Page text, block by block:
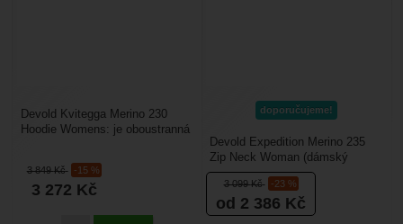
3 849Kč -15 %
3 272 Kč
Devold Kvitegga Merino 230
Hoodie Womens: je oboustranná
merino vlny o gramáži...
doporučujeme!
3 099Kč -23 %
od 2 386 Kč
Devold Expedition Merino 235
Zip Neck Woman (dámský
vlněný rolák se zipem lady) – je
funkční tričko z...